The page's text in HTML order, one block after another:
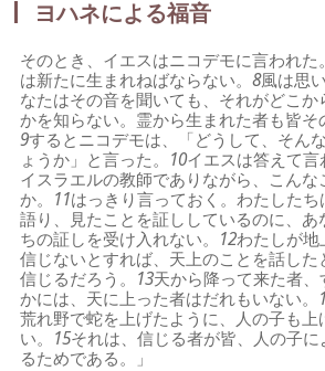
ヨハネによる福音
そのとき、イエスはニコデモに言われた
は新たに生まれねばならない。8風は思
なたはその音を聞いても、それがどこか
かを知らない。霊から生まれた者も皆そ
9するとニコデモは、「どうして、そん
ょうか」と言った。 10イエスは答えて
イスラエルの教師でありながら、こん
か。 11はっきり言っておく。わたした
語り、見たことを証ししているのに、あ
ちの証しを受け入れない。 12わたしが地
信じないとすれば、天上のことを話した
信じるだろう。 13天から降って来た者
かには、天に上った者はだれもいない。
荒れ野で蛇を上げたように、人の子も上
い。 15それは、信じる者が皆、人の子
るためである。」